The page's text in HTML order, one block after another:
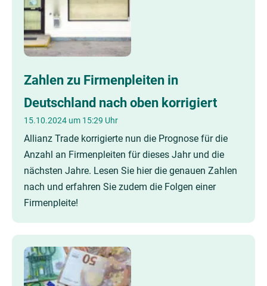
Zahlen zu Firmenpleiten in
Deutschland nach oben korrigiert
15.10.2024 um 15:29 Uhr
Allianz Trade korrigierte nun die Prognose für die
Anzahl an Firmenpleiten für dieses Jahr und die
nächsten Jahre. Lesen Sie hier die genauen Zahlen
nach und erfahren Sie zudem die Folgen einer
Firmenpleite!